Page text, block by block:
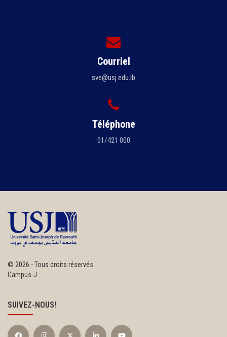
Courriel
sve@usj.edu.lb
Téléphone
01/421 000
© 2026 - Tous droits réservés
Campus-J
SUIVEZ-NOUS!